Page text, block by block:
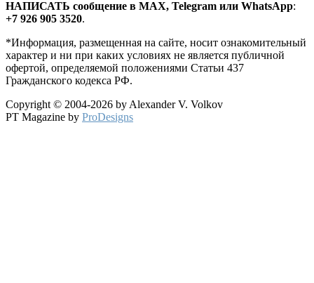
HАПИСАТЬ сообщение в MAX, Telegram или WhatsApp:
+7 926 905 3520.
*Информация, размещенная на сайте, носит ознакомительный
характер и ни при каких условиях не является публичной
офертой, определяемой положениями Статьи 437
Гражданского кодекса РФ.
Copyright © 2004-2026 by Alexander V. Volkov
PT Magazine by ProDesigns